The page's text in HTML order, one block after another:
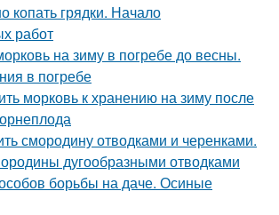
копать грядки. Начало
работ
на зиму в погребе до весны.
в погребе
морковь к хранению на зиму после
смородину отводками и черенками.
дугообразными отводками
борьбы на даче. Осиные